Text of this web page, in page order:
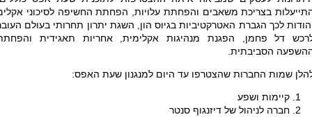
בצריכת משאבים והפחתת עלויות, הפחתת החשיפה לסיכוני
לכך הגברת האטרקטיביות בגיוס הון, השגת יתרון תחרותי בעולם
דל פחמן, הפגנת מנהיגות אקלימית, אחריות תאגידית
הסביבתית
שמות החברות שהצטרפו עד היום למנגנון שעת האפס:
קיימות ושפע
חברה לניהול של דיזנגוף סנטר